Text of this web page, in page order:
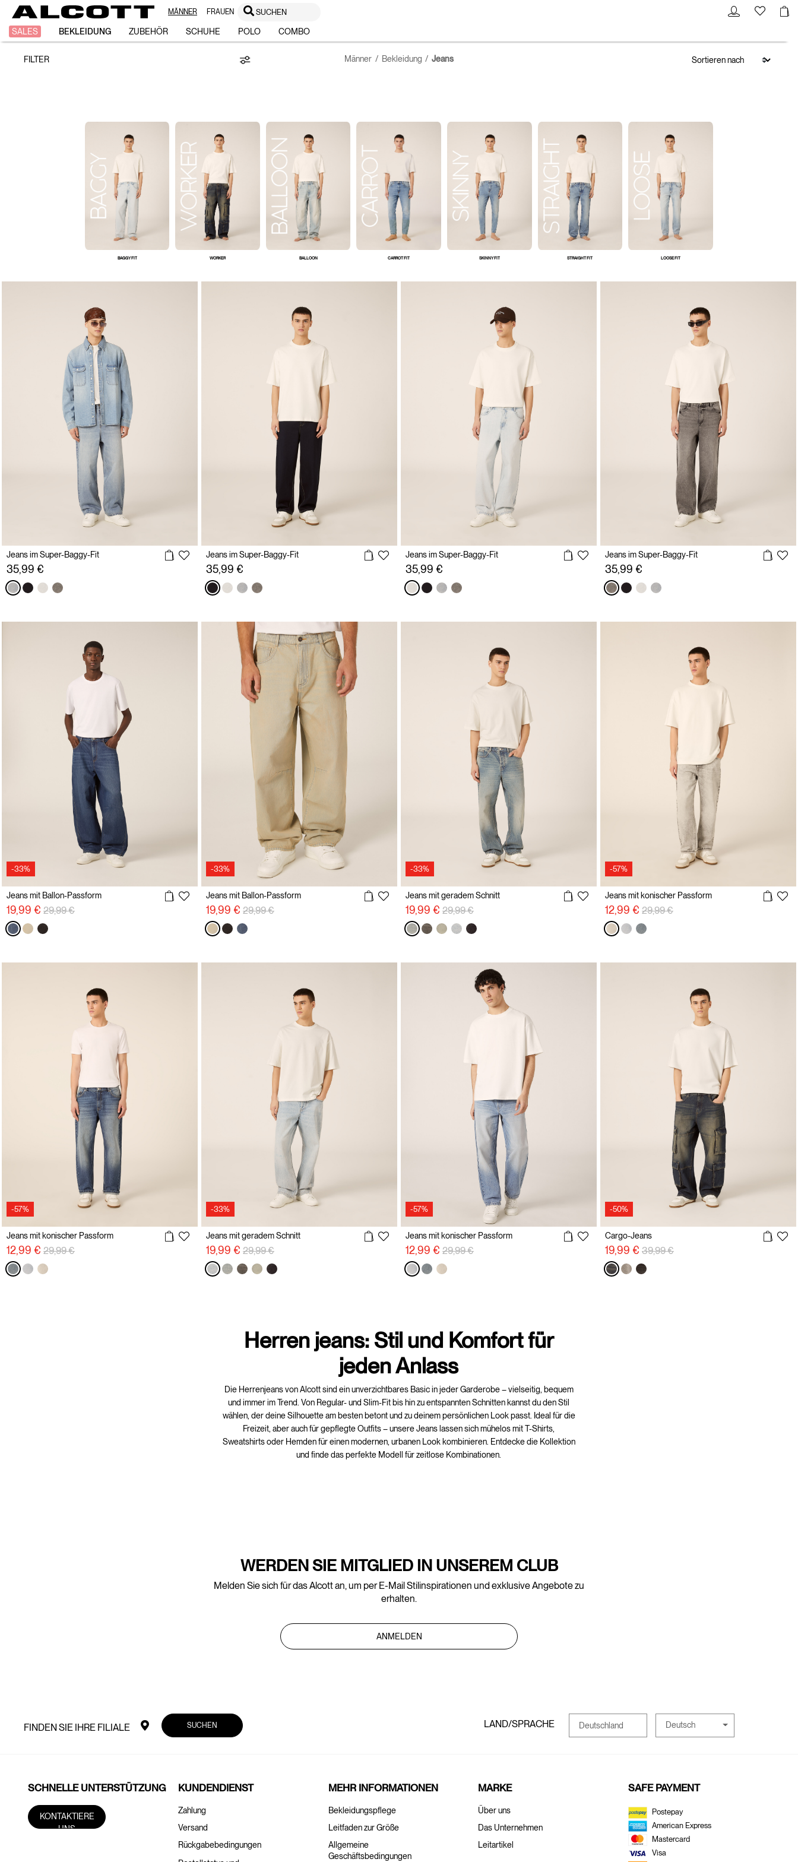
MÄNNER FRAUEN SUCHEN
SALES BEKLEIDUNG ZUBEHÖR SCHUHE POLO COMBO
Jeans
FILTER Männer Bekleidung Jeans
BAGGY FIT WORKER BALLOON CARROT FIT SKINNY FIT STRAIGHT FIT LOOSE FIT
Jeans im Super-Baggy-Fit
35,99 €
Jeans im Super-Baggy-Fit
35,99 €
Jeans im Super-Baggy-Fit
35,99 €
Jeans im Super-Baggy-Fit
35,99 €
-33%
Jeans mit Ballon-Passform
19,99 € Preisreduzierung von
29,99 €
-33%
Jeans mit Ballon-Passform
19,99 € Preisreduzierung von
29,99 €
-33%
Jeans mit geradem Schnitt
19,99 € Preisreduzierung von
29,99 €
-57%
Jeans mit konischer Passform
12,99 € Preisreduzierung von
29,99 €
-57%
Jeans mit konischer Passform
12,99 € Preisreduzierung von
29,99 €auf
-33%
Jeans mit geradem Schnitt
19,99 € Preisreduzierung von
29,99 €auf
-57%
Jeans mit konischer Passform
12,99 € Preisreduzierung von
29,99 €auf
-50%
Cargo-Jeans
19,99 € Preisreduzierung von
39,99 €auf
Herren jeans: Stil und Komfort für
jeden Anlass
Die Herrenjeans von Alcott sind ein unverzichtbares Basic in jeder Garderobe – vielseitig, bequem
und immer im Trend. Von Regular- und Slim-Fit bis hin zu entspannten Schnitten kannst du den Stil
wählen, der deine Silhouette am besten betont und zu deinem persönlichen Look passt. Ideal für die
Freizeit, aber auch für gepflegte Outfits – unsere Jeans lassen sich mühelos mit T-Shirts,
Sweatshirts oder Hemden für einen modernen, urbanen Look kombinieren. Entdecke die Kollektion
und finde das perfekte Modell für zeitlose Kombinationen.
WERDEN SIE MITGLIED IN UNSEREM CLUB
Melden Sie sich für das Alcott an, um per E-Mail Stilinspirationen und exklusive Angebote zu
erhalten.
ANMELDEN
FINDEN SIE IHRE FILIALE SUCHEN LAND/SPRACHE Deutschland Deutsch
SCHNELLE UNTERSTÜTZUNG
KONTAKTIERE
UNS
KUNDENDIENST
Zahlung
Versand
Rückgabebedingungen
MEHR INFORMATIONEN
Bekleidungspflege
Leitfaden zur Größe
Allgemeine
Geschäftsbedingungen
MARKE
Über uns
Das Unternehmen
Leitartikel
SAFE PAYMENT
Postepay
American Express
Mastercard
Visa